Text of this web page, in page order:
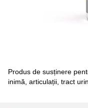
Produs de susținere
inimă, articulații, tract